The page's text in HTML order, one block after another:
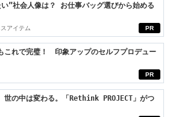
PR
”社会人像は？ お仕事バッグ選びから始める
アイテム
PR
これで完璧！ 印象アップのセルフプロデュー
世の中は変わる。「Rethink PROJECT」がつ